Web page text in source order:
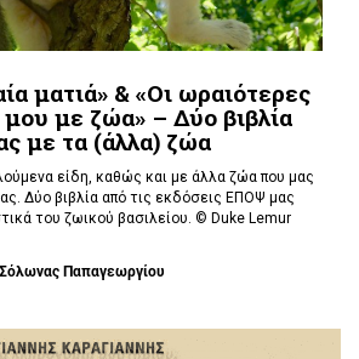
ματιά» & «Οι ωραιότερες
με ζώα» – Δύο βιβλία
με τα (άλλα) ζώα
είδη, καθώς και με άλλα ζώα που μας
Δύο βιβλία από τις εκδόσεις ΕΠΟΨ μας
του ζωικού βασιλείου. © Duke Lemur
Σόλωνας Παπαγεωργίου